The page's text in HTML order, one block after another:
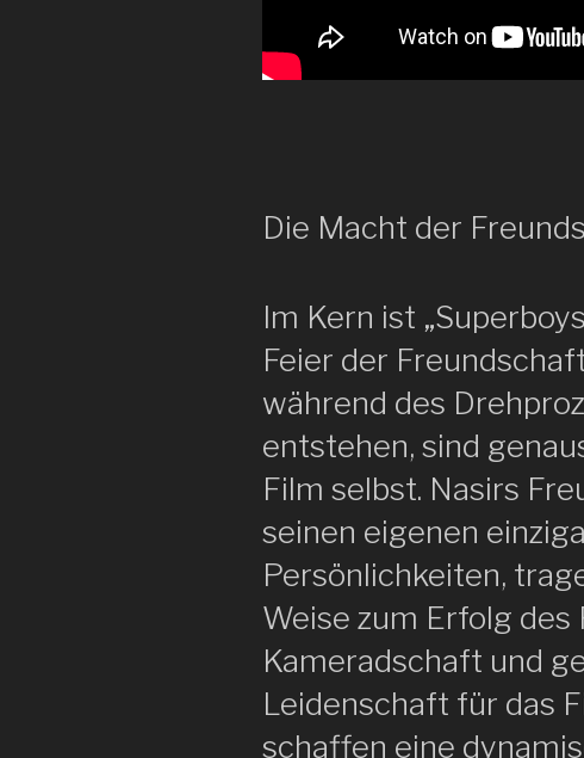
Die Macht der
Im Kern ist
Feier der
während des
entstehen, sind
Film selbst. Nasirs
seinen eigenen
Persönlichkeiten,
Weise zum Erfolg des
Kameradschaft und
Leidenschaft für das
schaffen eine